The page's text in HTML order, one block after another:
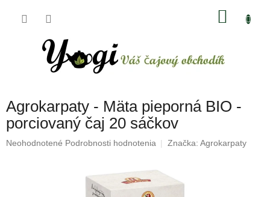
Agrokarpaty - Mäta pieporná BIO -
porciovaný čaj 20 sáčkov
Priemerné
Neohodnotené Podrobnosti hodnotenia Značka: Agrokarpaty